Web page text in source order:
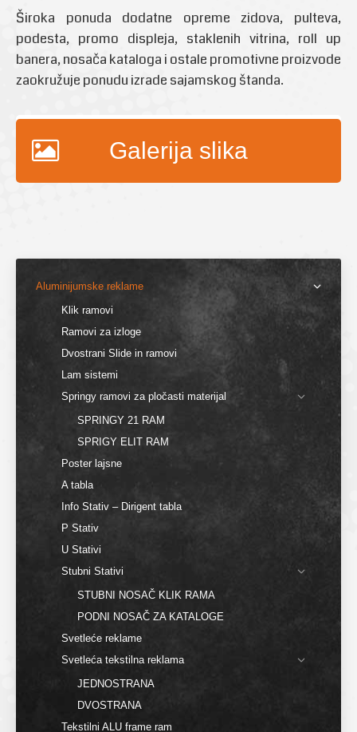
Široka ponuda dodatne opreme zidova, pulteva,
podesta, promo displeja, staklenih vitrina, roll up
banera, nosača kataloga i ostale promotivne proizvode
zaokružuje ponudu izrade sajamskog štanda.
Galerija slika
Aluminijumske reklame
Klik ramovi
Ramovi za izloge
Dvostrani Slide in ramovi
Lam sistemi
Springy ramovi za pločasti materijal
SPRINGY 21 RAM
SPRIGY ELIT RAM
Poster lajsne
A tabla
Info Stativ – Dirigent tabla
P Stativ
U Stativi
Stubni Stativi
STUBNI NOSAČ KLIK RAMA
PODNI NOSAČ ZA KATALOGE
Svetleće reklame
Svetleća tekstilna reklama
JEDNOSTRANA
DVOSTRANA
Tekstilni ALU frame ram